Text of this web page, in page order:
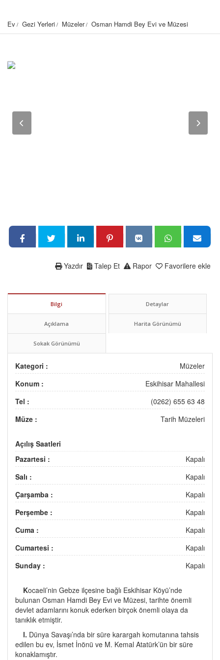
Ev Gezi Yerleri Müzeler Osman Hamdi Bey Evi ve Müzesi
Favorilere ekle
Rapor
Talep Et
Yazdır
Bilgi Detaylar
Açıklama Harita Görünümü
Sokak Görünümü
Kategori :
Müzeler
Konum :
Eskihisar Mahallesi
Tel :
(0262) 655 63 48
Müze :
Tarih Müzeleri
Açılış Saatleri
Pazartesi :
Kapalı
Salı :
Kapalı
Çarşamba :
Kapalı
Perşembe :
Kapalı
Cuma :
Kapalı
Cumartesi :
Kapalı
Sunday :
Kapalı
Kocaeli’nin Gebze ilçesine bağlı Eskihisar Köyü’nde
bulunan Osman Hamdi Bey Evi ve Müzesi, tarihte önemli
devlet adamlarını konuk ederken birçok önemli olaya da
tanıklık etmiştir.
l. Dünya Savaşı’nda bir süre karargah komutanına tahsis
edilen bu ev, İsmet İnönü ve M. Kemal Atatürk’ün bir süre
konaklamıştır.